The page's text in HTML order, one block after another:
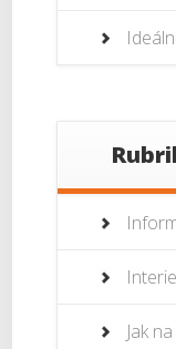
Jak